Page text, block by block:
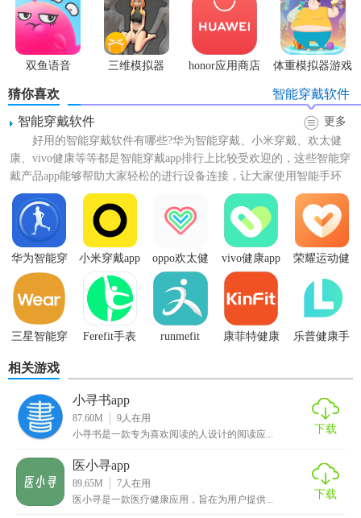
【小寻app官方免费下载特色】
1. 精准定位：采用多重定位技术，确保孩子位置信息的准确
2. 安全守护：支持电子围栏功能，当孩子离开指定区域时，
立即向家长发送警报。
3. 丰富功能：包括一键求救、语音聊天、活动轨迹记录等，
满足家长对孩子安全的全方位需求。
4. 亲子互动：内置趣味游戏、故事电台等，增进亲子关系，
培养孩子的兴趣与习惯。
5. 远程管理：家长可远程管理孩子的设备，设置应用访问权
限等。
【小寻app官方免费下载亮点】
1. 实时定位：无论孩子身处何处，家长都能实时查看孩子的
2. 安全预警：当孩子遇到危险或需要帮助时，可立即发送求
救信号给家长。
3. 隐私保护：严格保护孩子的隐私信息，确保数据安全无
虞。
双鱼语音
三维模拟器
honor应用商店 体重模拟器游戏
猜你喜欢
智能穿戴软件
智能穿戴软件
更多
好用的智能穿戴软件有哪些?华为智能穿戴、小米穿戴、欢太健
康、vivo健康等等都是智能穿戴app排行上比较受欢迎的，这些智能穿
戴产品app能够帮助大家轻松的进行设备连接，让大家使用智能手环
穿戴设备app...
华为智能穿
戴
小米穿戴app
oppo欢太健
康app
vivo健康app
荣耀运动健
三星智能穿
Ferefit手表 runmefit
康菲特健康
乐普健康手
相关游戏
小寻书app
87.60M 9人在用
小寻书是一款专为喜欢阅读的人设计的阅读应...
下载
医小寻app
89.65M 7人在用
医小寻是一款医疗健康应用，旨在为用户提供...
下载